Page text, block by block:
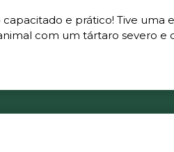
e prático! Tive
com um tártaro severo e